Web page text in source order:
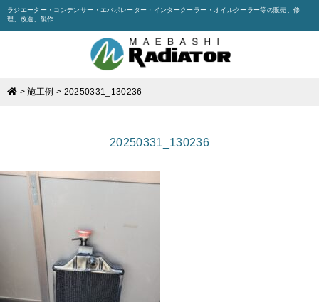
ラジエーター・コンデンサー・エバポレーター・インタークーラー・オイルクーラー等の販売、修
理、改造、製作
>施工例 > 20250331_130236
20250331_130236